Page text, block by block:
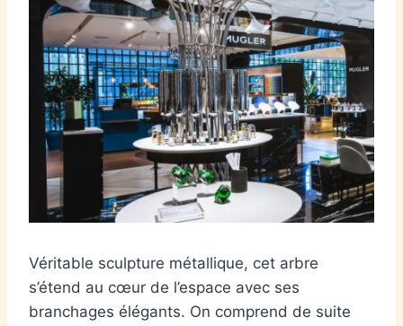
Véritable sculpture métallique, cet arbre
s’étend au cœur de l’espace avec ses
branchages élégants. On comprend de suite